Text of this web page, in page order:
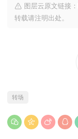
图层云原文链接：
转载请注明出处。
转场